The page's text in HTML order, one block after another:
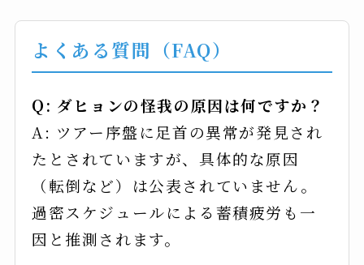
よくある質問（FAQ）
Q: ダヒョンの怪我の原因は何ですか？
A: ツアー序盤に足首の異常が発見され
たとされていますが、具体的な原因
（転倒など）は公表されていません。
過密スケジュールによる蓄積疲労も一
因と推測されます。